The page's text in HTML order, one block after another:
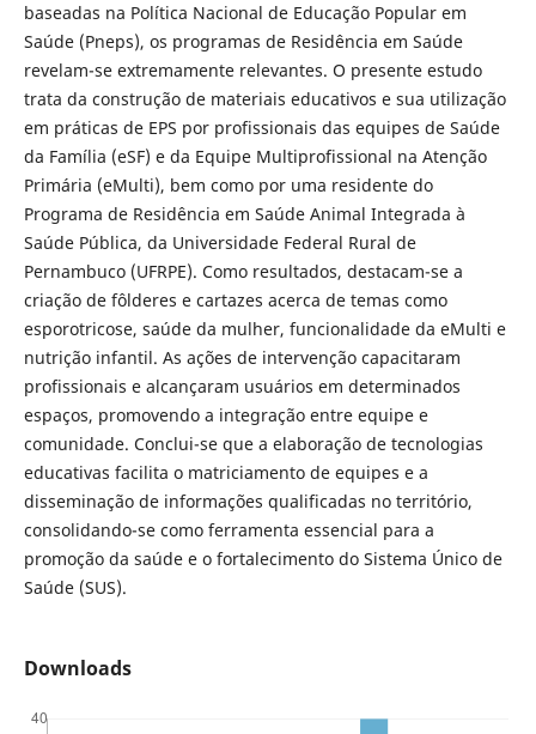
baseadas na Política Nacional de Educação Popular em
Saúde (Pneps), os programas de Residência em Saúde
revelam-se extremamente relevantes. O presente estudo
trata da construção de materiais educativos e sua utilização
em práticas de EPS por profissionais das equipes de Saúde
da Família (eSF) e da Equipe Multiprofissional na Atenção
Primária (eMulti), bem como por uma residente do
Programa de Residência em Saúde Animal Integrada à
Saúde Pública, da Universidade Federal Rural de
Pernambuco (UFRPE). Como resultados, destacam-se a
criação de fôlderes e cartazes acerca de temas como
esporotricose, saúde da mulher, funcionalidade da eMulti e
nutrição infantil. As ações de intervenção capacitaram
profissionais e alcançaram usuários em determinados
espaços, promovendo a integração entre equipe e
comunidade. Conclui-se que a elaboração de tecnologias
educativas facilita o matriciamento de equipes e a
disseminação de informações qualificadas no território,
consolidando-se como ferramenta essencial para a
promoção da saúde e o fortalecimento do Sistema Único de
Saúde (SUS).
Downloads